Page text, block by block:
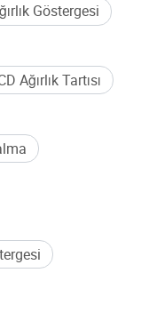
Göstergesi
Ağırlık Tartısı